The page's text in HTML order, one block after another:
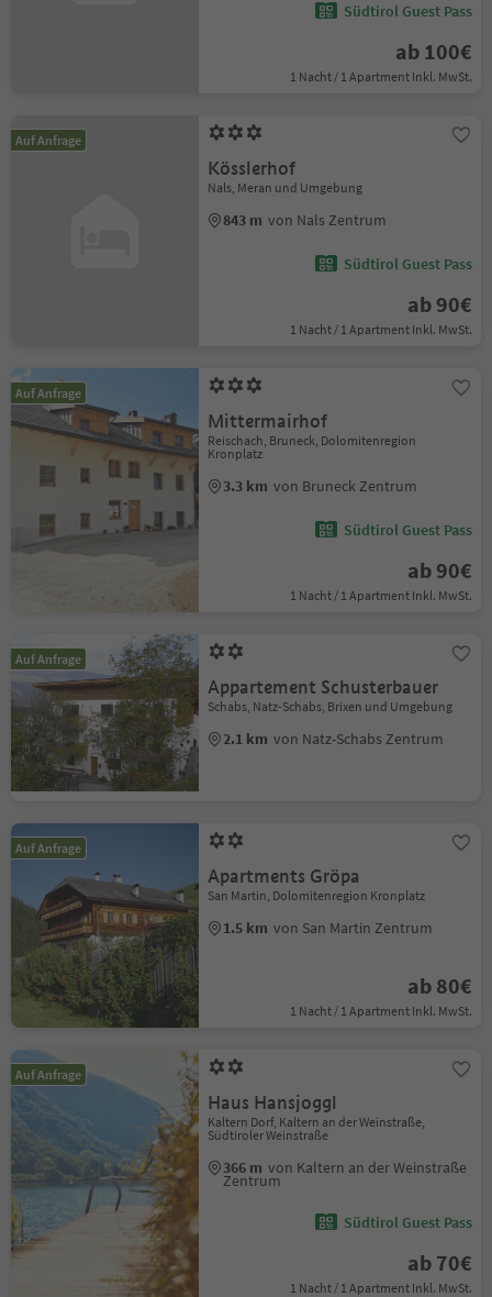
Südtirol Guest Pass
ab 100€
1 Nacht / 1 Apartment Inkl. MwSt.
Auf Anfrage
Kösslerhof
Nals, Meran und Umgebung
843 m von Nals Zentrum
Südtirol Guest Pass
ab 90€
1 Nacht / 1 Apartment Inkl. MwSt.
Auf Anfrage
Mittermairhof
Reischach, Bruneck, Dolomitenregion
Kronplatz
3.3 km von Bruneck Zentrum
Südtirol Guest Pass
ab 90€
1 Nacht / 1 Apartment Inkl. MwSt.
Auf Anfrage
Appartement Schusterbauer
Schabs, Natz-Schabs, Brixen und Umgebung
2.1 km von Natz-Schabs Zentrum
Auf Anfrage
Apartments Gröpa
San Martin, Dolomitenregion Kronplatz
1.5 km von San Martin Zentrum
ab 80€
1 Nacht / 1 Apartment Inkl. MwSt.
Auf Anfrage
Haus Hansjoggl
Kaltern Dorf, Kaltern an der Weinstraße,
Südtiroler Weinstraße
366 m von Kaltern an der Weinstraße
Zentrum
Südtirol Guest Pass
ab 70€
1 Nacht / 1 Apartment Inkl. MwSt.